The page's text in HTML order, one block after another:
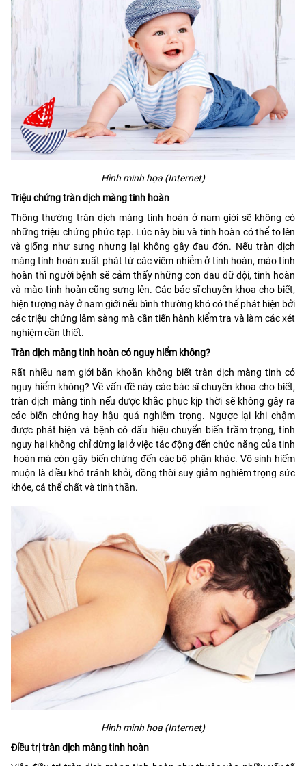
Hình minh họa (Internet)
Triệu chứng tràn dịch màng tinh hoàn
Thông thường tràn dịch màng tinh hoàn ở nam giới sẽ không có
những triệu chứng phức tạp. Lúc này bìu và tinh hoàn có thể to lên
và giống như sưng nhưng lại không gây đau đớn. Nếu tràn dịch
màng tinh hoàn xuất phát từ các viêm nhiễm ở tinh hoàn, mào tinh
hoàn thì người bệnh sẽ cảm thấy những cơn đau dữ dội, tinh hoàn
và mào tinh hoàn cũng sưng lên. Các bác sĩ chuyên khoa cho biết,
hiện tượng này ở nam giới nếu bình thường khó có thể phát hiện bởi
các triệu chứng lâm sàng mà cần tiến hành kiểm tra và làm các xét
nghiệm cần thiết.
Tràn dịch màng tinh hoàn có nguy hiểm không?
Rất nhiều nam giới băn khoăn không biết tràn dịch màng tinh có
nguy hiểm không? Về vấn đề này các bác sĩ chuyên khoa cho biết,
tràn dịch màng tinh nếu được khắc phục kịp thời sẽ không gây ra
các biến chứng hay hậu quả nghiêm trọng. Ngược lại khi chậm
được phát hiện và bệnh có dấu hiệu chuyển biến trầm trọng, tính
nguy hại không chỉ dừng lại ở việc tác động đến chức năng của tinh
hoàn mà còn gây biến chứng đến các bộ phận khác. Vô sinh hiếm
muộn là điều khó tránh khỏi, đồng thời suy giảm nghiêm trọng sức
khỏe, cả thể chất và tinh thần.
Hình minh họa (Internet)
Điều trị tràn dịch màng tinh hoàn